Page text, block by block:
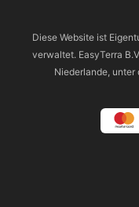
Diese Website ist
verwaltet. EasyTerra
Niederlande,